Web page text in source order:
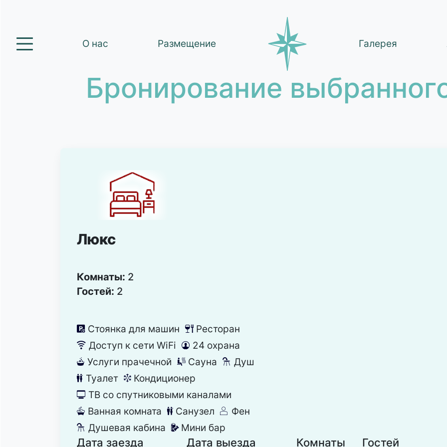
О нас Размещение Галерея
Бронирование
Люкс
Комнаты: 2
Гостей: 2
냧 Стоянка для машин 뎃 Ресторан
뀄 Доступ к сети WiFi 댑 24 охрана
뀧 Услуги прачечной 끤 Сауна 댴 Душ
댃 Туалет 뀸 Кондиционер
넎 ТВ со спутниковыми каналами
넸 Ванная комната 댃 Санузел 덶 Фен
댴 Душевая кабина 넕 Мини бар
Дата заезда Дата выезда Комнаты Гостей